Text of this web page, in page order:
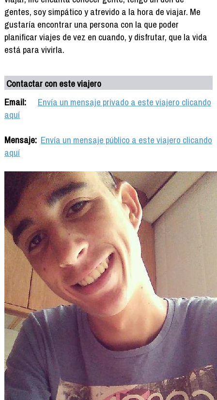
gentes, soy simpático y atrevido a la hora de viajar. Me
gustaría encontrar una persona con la que poder
planificar viajes de vez en cuando, y disfrutar, que la vida
está para vivirla.
Contactar con este viajero
Email:
Envía un mensaje privado a este viajero clicando
aquí
Mensaje: Envía un mensaje público a este viajero clicando
aquí